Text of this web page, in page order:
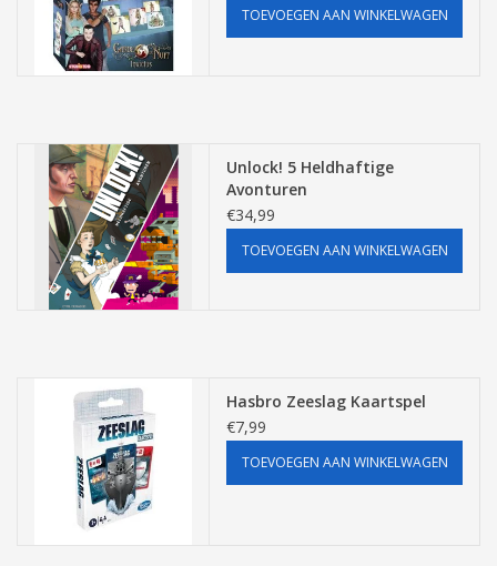
TOEVOEGEN AAN WINKELWAGEN
Unlock! 5 Heldhaftige
Avonturen
€34,99
TOEVOEGEN AAN WINKELWAGEN
Hasbro Zeeslag Kaartspel
€7,99
TOEVOEGEN AAN WINKELWAGEN